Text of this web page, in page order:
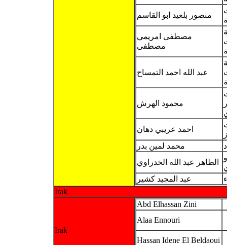
منصور بلعيد ابو القاسم
مصطفى امريمي
مصطفى
عبد الله احمد التمساح
محمود الهرش
احمد عريبي دهان
محمد لمين بدر
الطاهر عبد الله الخدراوي
عبد المجيد كشير
Irak
Irak
Abd Elhassan Zini
Alaa Ennouri
Hassan Idene El Beldaoui